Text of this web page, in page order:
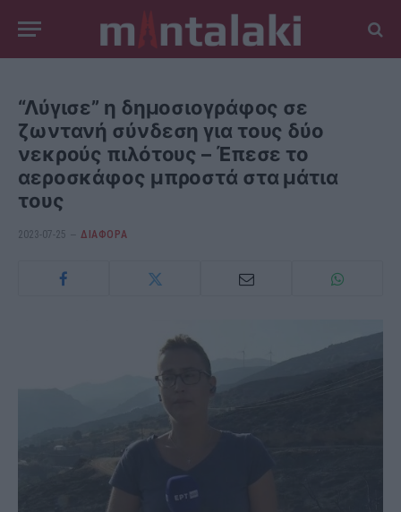
“Λύγισε” η δημοσιογράφος σε
ζωντανή σύνδεση για τους δύο
νεκρούς πιλότους – Έπεσε το
αεροσκάφος μπροστά στα μάτια
τους
2023-07-25 ΔΙΆΦΟΡΑ